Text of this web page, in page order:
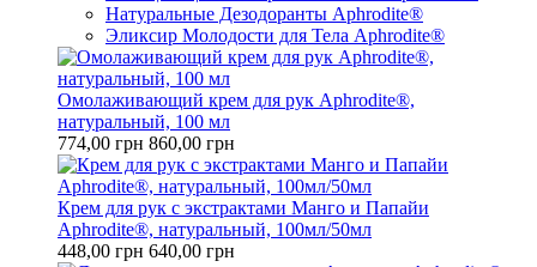
Натуральные Дезодоранты Aphrodite®
Эликсир Молодости для Тела Aphrodite®
Омолаживающий крем для рук Aphrodite®,
натуральный, 100 мл
774,00 грн 860,00 грн
Крем для рук с экстрактами Манго и Папайи
Aphrodite®, натуральный, 100мл/50мл
448,00 грн 640,00 грн